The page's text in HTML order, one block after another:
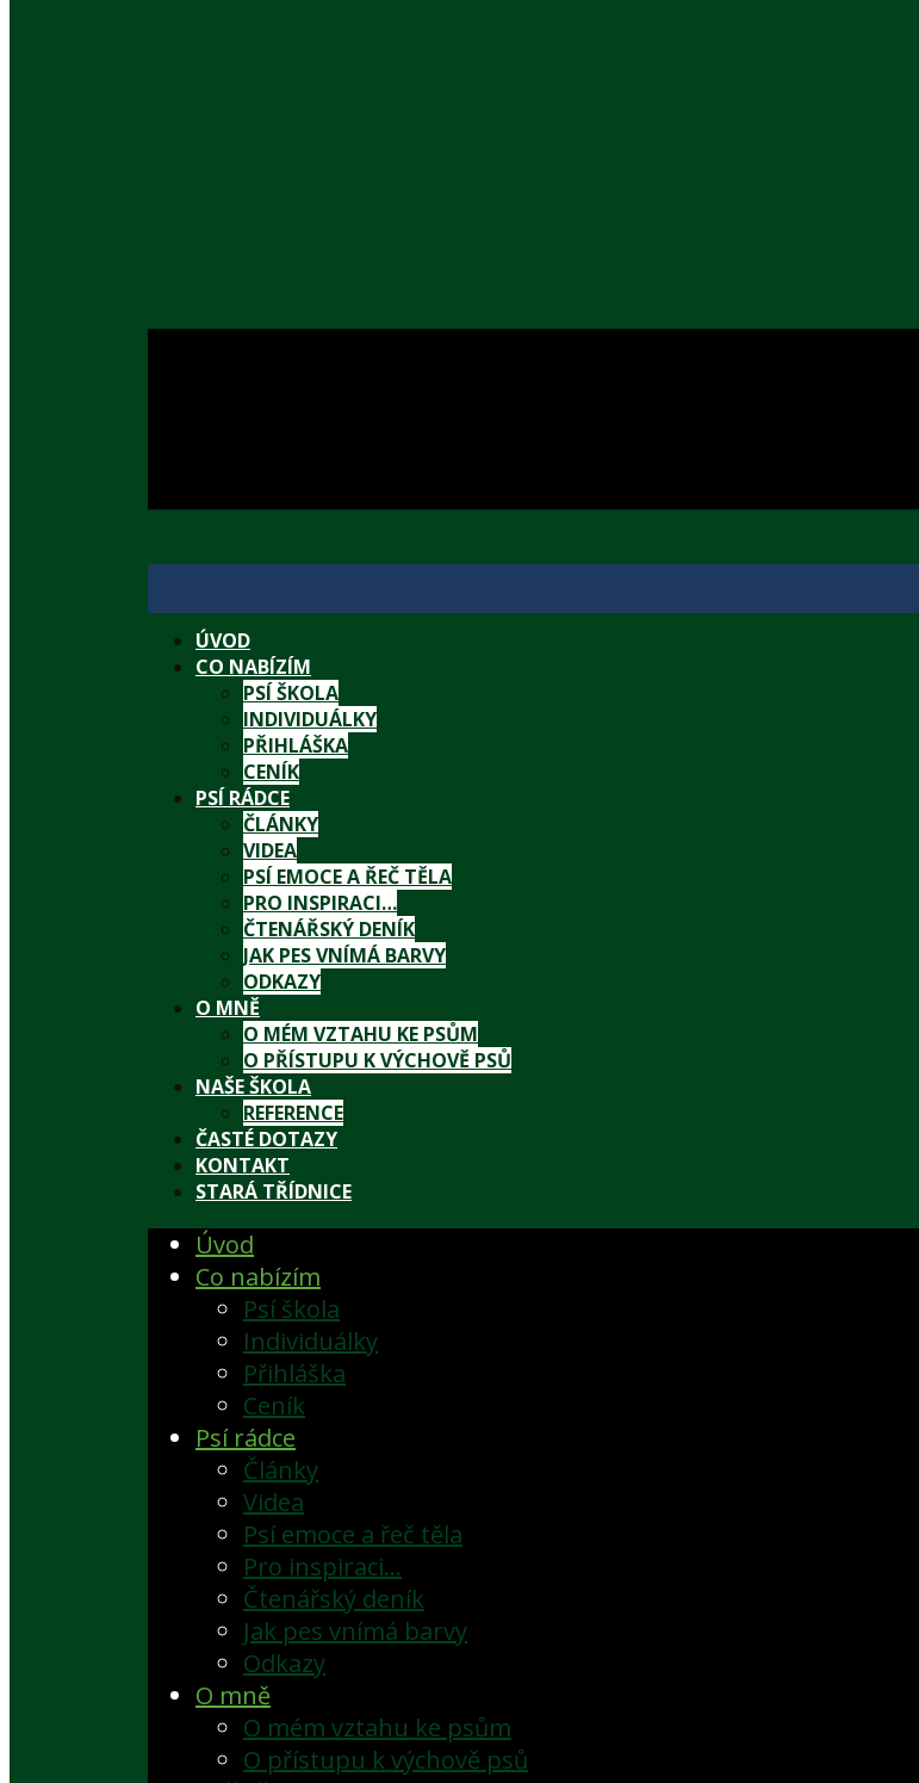
ÚVOD
CO NABÍZÍM
PSÍ ŠKOLA
INDIVIDUÁLKY
PŘIHLÁŠKA
CENÍK
PSÍ RÁDCE
ČLÁNKY
VIDEA
PSÍ EMOCE A ŘEČ TĚLA
PRO INSPIRACI…
ČTENÁŘSKÝ DENÍK
JAK PES VNÍMÁ BARVY
ODKAZY
O MNĚ
O MÉM VZTAHU KE PSŮM
O PŘÍSTUPU K VÝCHOVĚ PSŮ
NAŠE ŠKOLA
REFERENCE
ČASTÉ DOTAZY
KONTAKT
STARÁ TŘÍDNICE
Úvod
Co nabízím
Psí škola
Individuálky
Přihláška
Ceník
Psí rádce
Články
Videa
Psí emoce a řeč těla
Pro inspiraci…
Čtenářský deník
Jak pes vnímá barvy
Odkazy
O mně
O mém vztahu ke psům
O přístupu k výchově psů